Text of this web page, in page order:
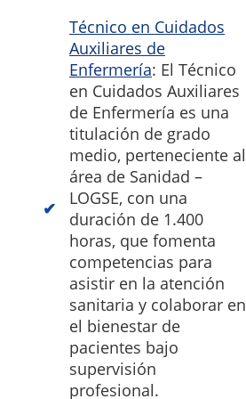
Técnico en Cuidados
Auxiliares de
Enfermería: El Técnico
en Cuidados Auxiliares
de Enfermería es una
titulación de grado
medio, perteneciente al
área de Sanidad –
LOGSE, con una
duración de 1.400
horas, que fomenta
competencias para
asistir en la atención
sanitaria y colaborar en
el bienestar de
pacientes bajo
supervisión
profesional.